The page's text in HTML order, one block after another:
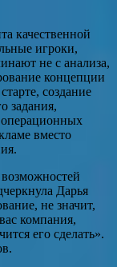
качественной
игроки,
не с анализа,
концепции
создание
задания,
операционных
вместо
Дарья
не значит,
компания,
его сделать».